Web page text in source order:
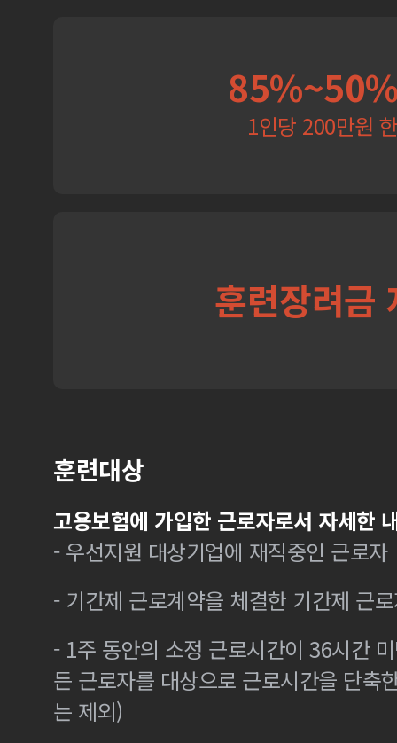
1인당 200만원
훈련장려금
훈련대상
고용보험에 가입한 근로자로서 자세한
- 우선지원 대상기업에 재직중인 근로자
- 기간제 근로계약을 체결한 기간제 근
- 1주 동안의 소정 근로시간이 36시간
든 근로자를 대상으로 근로시간을 단축
는 제외)